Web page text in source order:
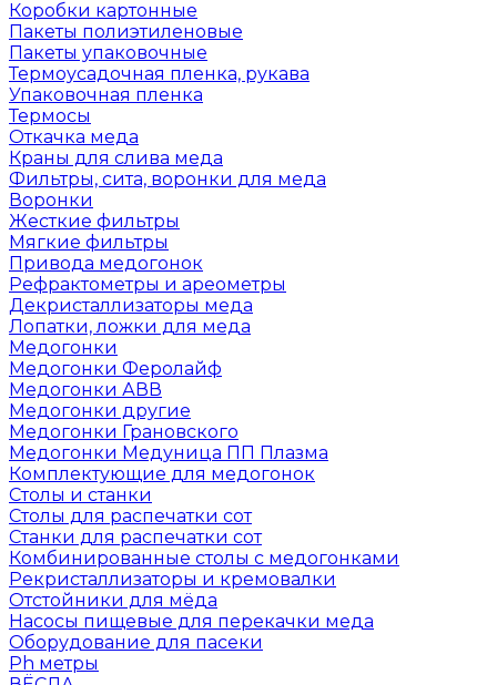
Коробки картонные
Пакеты полиэтиленовые
Пакеты упаковочные
Термоусадочная пленка, рукава
Упаковочная пленка
Термосы
Откачка меда
Краны для слива меда
Фильтры, сита, воронки для меда
Воронки
Жесткие фильтры
Мягкие фильтры
Привода медогонок
Рефрактометры и ареометры
Декристаллизаторы меда
Лопатки, ложки для меда
Медогонки
Медогонки Феролайф
Медогонки АВВ
Медогонки другие
Медогонки Грановского
Медогонки Медуница ПП Плазма
Комплектующие для медогонок
Столы и станки
Столы для распечатки сот
Станки для распечатки сот
Комбинированные столы с медогонками
Рекристаллизаторы и кремовалки
Отстойники для мёда
Насосы пищевые для перекачки меда
Оборудование для пасеки
Ph метры